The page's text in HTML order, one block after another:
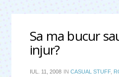
Sa ma bucur
injur?
IUL. 11, 2008 IN CASUAL STUFF,